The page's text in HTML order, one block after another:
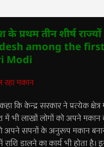
प्रथम तीन शीर्ष
among the
Modi
मकान
ने कहा कि केन्द्र सरकार ने प्रत्येक
में भी लाखों लोगों को अपने
अपने सपनों के अनुरूप मकान
राशि डालने का कार्य भी